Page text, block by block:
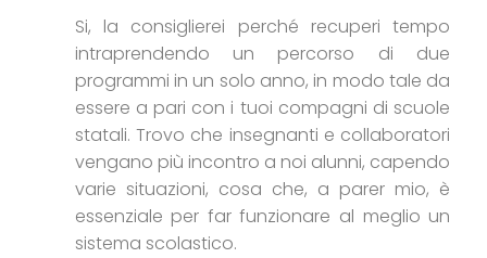
Si, la consiglierei perché recuperi tempo
intraprendendo un percorso di due
programmi in un solo anno, in modo tale da
essere a pari con i tuoi compagni di scuole
statali. Trovo che insegnanti e collaboratori
vengano più incontro a noi alunni, capendo
varie situazioni, cosa che, a parer mio, è
essenziale per far funzionare al meglio un
sistema scolastico.